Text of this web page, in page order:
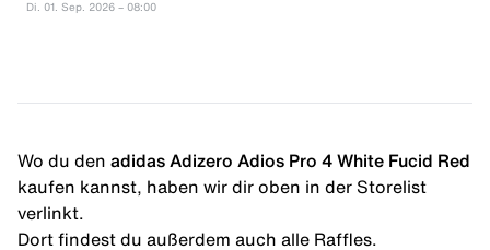
Di. 01. Sep. 2026 – 08:00
Wo du den adidas Adizero Adios Pro 4 White Fucid Red
kaufen kannst, haben wir dir oben in der Storelist
verlinkt.
Dort findest du außerdem auch alle Raffles.